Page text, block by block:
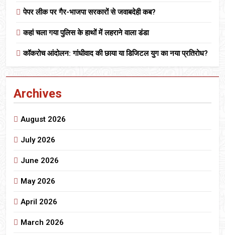
पेपर लीक पर गैर-भाजपा सरकारों से जवाबदेही कब?
कहां चला गया पुलिस के हाथों में लहराने वाला डंडा
कॉकरोच आंदोलन: गांधीवाद की छाया या डिजिटल युग का नया प्रतिरोध?
Archives
August 2026
July 2026
June 2026
May 2026
April 2026
March 2026